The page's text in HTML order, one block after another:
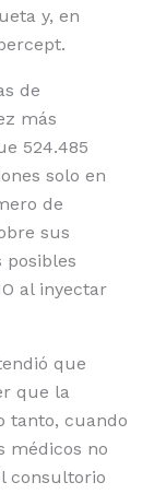
y, en
de
más
524.485
solo en
de
sus
posibles
al inyectar
que
que la
tanto, cuando
médicos no
consultorio